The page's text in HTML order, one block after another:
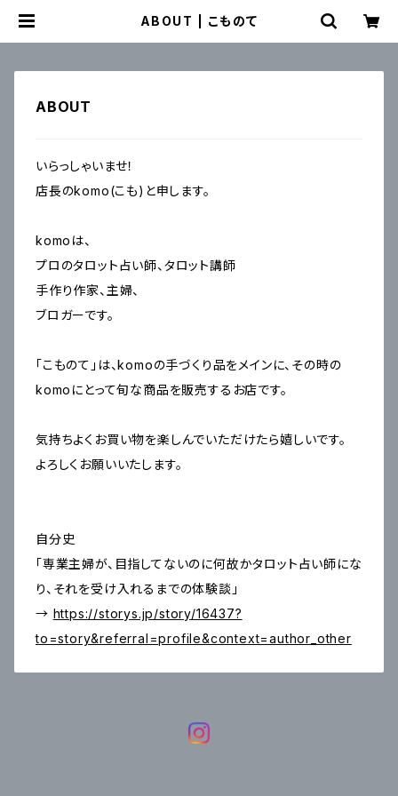
ABOUT | こものて
ABOUT
いらっしゃいませ！
店長のkomo(こも)と申します。
komoは、
プロのタロット占い師、タロット講師
手作り作家、主婦、
ブロガーです。
「こものて」は、komoの手づくり品をメインに、その時の
komoにとって旬な商品を販売するお店です。
気持ちよくお買い物を楽しんでいただけたら嬉しいです。
よろしくお願いいたします。
自分史
「専業主婦が、目指してないのに何故かタロット占い師にな
り、それを受け入れるまでの体験談」
→ https://storys.jp/story/16437?
to=story&referral=profile&context=author_other